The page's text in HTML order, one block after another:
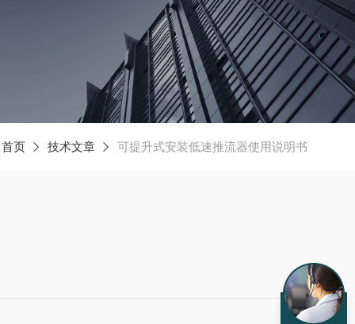
首页 技术文章 可提升式安装低速推流器使用说明书